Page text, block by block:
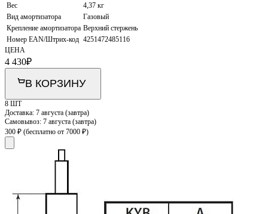
Вес
4,37 кг
Вид амортизатора
Газовый
Крепление амортизатора Верхний стержень
Номер EAN/Штрих-код 4251472485116
ЦЕНА
4 430₽
В КОРЗИНУ
8 ШТ
Доставка: 7 августа (завтра)
Самовывоз: 7 августа (завтра)
300 ₽ (бесплатно от 7000 ₽)